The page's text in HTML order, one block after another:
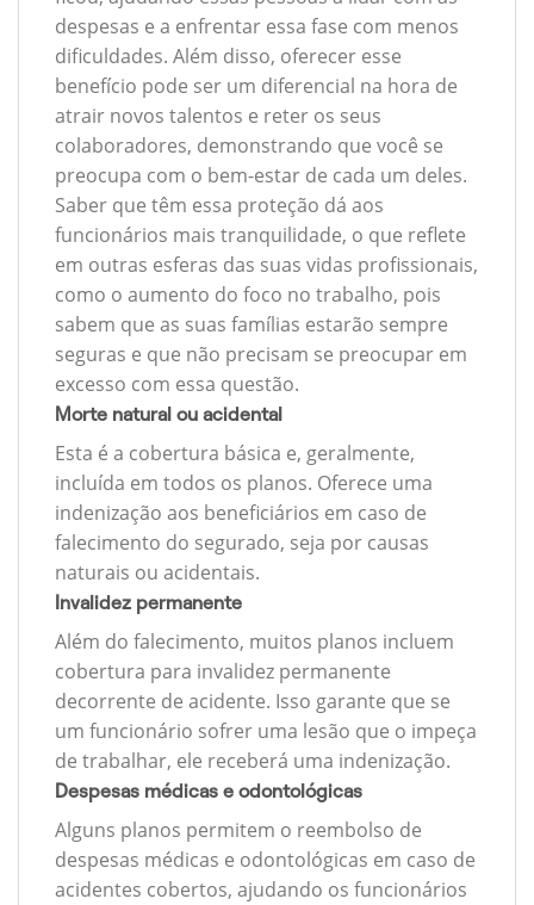
despesas e a enfrentar essa fase com menos
dificuldades. Além disso, oferecer esse
benefício pode ser um diferencial na hora de
atrair novos talentos e reter os seus
colaboradores, demonstrando que você se
preocupa com o bem-estar de cada um deles.
Saber que têm essa proteção dá aos
funcionários mais tranquilidade, o que reflete
em outras esferas das suas vidas profissionais,
como o aumento do foco no trabalho, pois
sabem que as suas famílias estarão sempre
seguras e que não precisam se preocupar em
excesso com essa questão.
Morte natural ou acidental
Esta é a cobertura básica e, geralmente,
incluída em todos os planos. Oferece uma
indenização aos beneficiários em caso de
falecimento do segurado, seja por causas
naturais ou acidentais.
Invalidez permanente
Além do falecimento, muitos planos incluem
cobertura para invalidez permanente
decorrente de acidente. Isso garante que se
um funcionário sofrer uma lesão que o impeça
de trabalhar, ele receberá uma indenização.
Despesas médicas e odontológicas
Alguns planos permitem o reembolso de
despesas médicas e odontológicas em caso de
acidentes cobertos, ajudando os funcionários